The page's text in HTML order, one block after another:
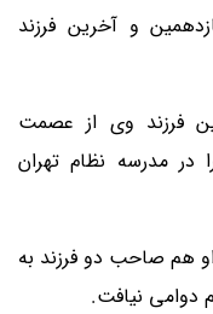
پهلوی متولد 13 تیر 1311 یازدهمین و آخرین فرزند
فرزند وی از عصمت
در مدرسه نظام تهران
هم صاحب دو فرزند به
دوامی نیافت.